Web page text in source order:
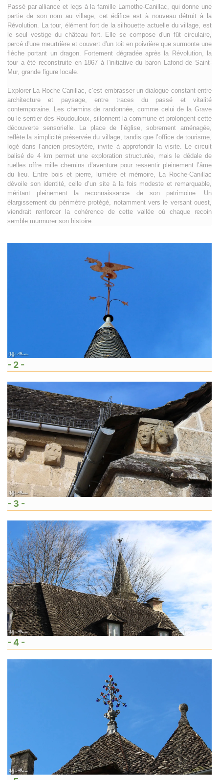
Passé par alliance et legs à la famille Lamothe-Canillac, qui donne une
partie de son nom au village, cet édifice est à nouveau détruit à la
Révolution. La tour, élément fort de la silhouette actuelle du village, est
le seul vestige du château fort. Elle se compose d'un fût circulaire,
percé d'une meurtrière et couvert d'un toit en poivrière que surmonte une
flèche portant un dragon. Fortement dégradée après la Révolution, la
tour a été reconstruite en 1867 à l'initiative du baron Lafond de Saint-
Mur, grande figure locale.
Explorer La Roche-Canillac, c’est embrasser un dialogue constant entre
architecture et paysage, entre traces du passé et vitalité
contemporaine. Les chemins de randonnée, comme celui de la Grave
ou le sentier des Roudouloux, sillonnent la commune et prolongent cette
découverte sensorielle. La place de l’église, sobrement aménagée,
reflète la simplicité préservée du village, tandis que l’office de tourisme,
logé dans l’ancien presbytère, invite à approfondir la visite. Le circuit
balisé de 4 km permet une exploration structurée, mais le dédale de
ruelles offre mille chemins d’aventure pour ressentir pleinement l’âme
du lieu. Entre bois et pierre, lumière et mémoire, La Roche-Canillac
dévoile son identité, celle d’un site à la fois modeste et remarquable,
méritant pleinement la reconnaissance de son patrimoine. Un
élargissement du périmètre protégé, notamment vers le versant ouest,
viendrait renforcer la cohérence de cette vallée où chaque recoin
semble murmurer son histoire.
- 2 -
- 3 -
- 4 -